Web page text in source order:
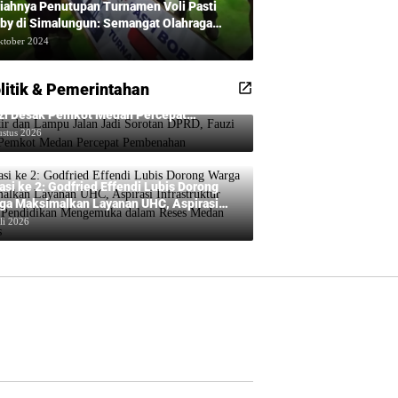
Penutupan Turnamen Voli Pasti
di Simalungun: Semangat Olahraga
Masyarakat Sehat Bersama Erwan
dan Ribuan Penonton!
2024
& Pemerintahan
dan Lampu Jalan Jadi Sorotan DPRD,
Desak Pemkot Medan Percepat
2026
ke 2: Godfried Effendi Lubis Dorong
Maksimalkan Layanan UHC, Aspirasi
hingga Pendidikan Mengemuka
Reses Medan Amplas
2026